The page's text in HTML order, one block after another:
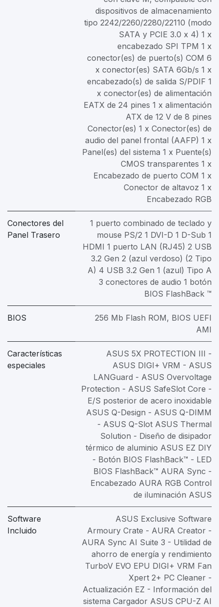
dispositivos de almacenamiento
tipo 2242/2260/2280/22110 (modo
SATA y PCIE 3.0 x 4) 1 x
encabezado SPI TPM 1 x
conector(es) de puerto(s) COM 6
x conector(es) SATA 6Gb/s 1 x
encabezado(s) de salida S/PDIF 1
x conector(es) de alimentación
EATX de 24 pines 1 x alimentación
ATX de 12 V de 8 pines
Conector(es) 1 x Conector(es) de
audio del panel frontal (AAFP) 1 x
Panel(es) del sistema 1 x Puente(s)
CMOS transparentes 1 x
Encabezado de puerto COM 1 x
Conector de altavoz 1 x
Encabezado RGB
Conectores del
Panel Trasero
1 puerto combinado de teclado y
mouse PS/2 1 DVI-D 1 D-Sub 1
HDMI 1 puerto LAN (RJ45) 2 USB
3.2 Gen 2 (azul verdoso) (2 Tipo
A) 4 USB 3.2 Gen 1 (azul) Tipo A
3 conectores de audio 1 botón
BIOS FlashBack ™
BIOS
256 Mb Flash ROM, BIOS UEFI
AMI
Características
especiales
ASUS 5X PROTECTION III -
ASUS DIGI+ VRM - ASUS
LANGuard - ASUS Overvoltage
Protection - ASUS SafeSlot Core -
E/S posterior de acero inoxidable
ASUS Q-Design - ASUS Q-DIMM
- ASUS Q-Slot ASUS Thermal
Solution - Diseño de disipador
térmico de aluminio ASUS EZ DIY
- Botón BIOS FlashBack™ - LED
BIOS FlashBack™ AURA Sync -
Encabezado AURA RGB Control
de iluminación ASUS
Software
Incluido
ASUS Exclusive Software
Armoury Crate - AURA Creator -
AURA Sync AI Suite 3 - Utilidad de
ahorro de energía y rendimiento
TurboV EVO EPU DIGI+ VRM Fan
Xpert 2+ PC Cleaner -
Actualización EZ - Información del
sistema Cargador ASUS CPU-Z AI